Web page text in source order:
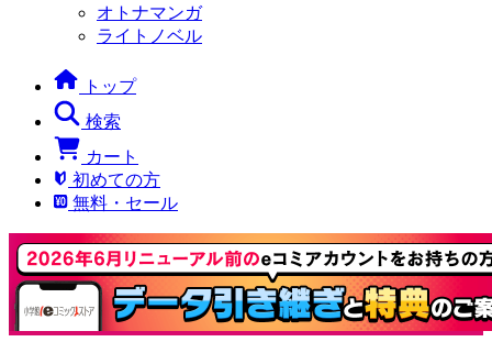
オトナマンガ
ライトノベル
トップ
検索
カート
初めての方
無料・セール